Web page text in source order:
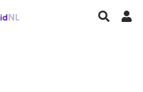
Longfonds homepageZoeken